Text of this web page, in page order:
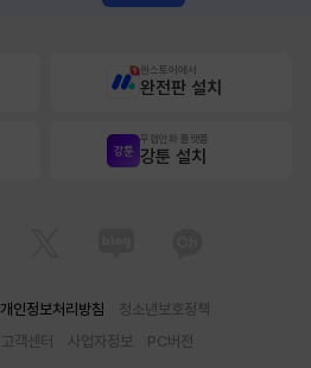
원스토어에서
완전판 설치
무협만화 플랫폼
강툰 설치
개인정보처리방침
청소년보호정책
고객센터 사업자정보 PC버전